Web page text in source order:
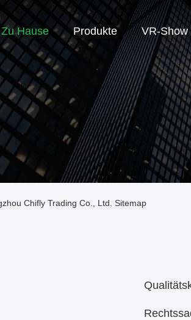
Zu Hause Produkte VR-Show
Chifly Trading Co., Ltd. Sitemap